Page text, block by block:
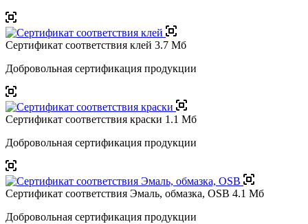
Сертификат соответствия клей 3.7 Мб
Добровольная сертификация продукции
Сертификат соответствия краски 1.1 Мб
Добровольная сертификация продукции
Сертификат соответствия Эмаль, обмазка, OSB 4.1 Мб
Добровольная сертификация продукции